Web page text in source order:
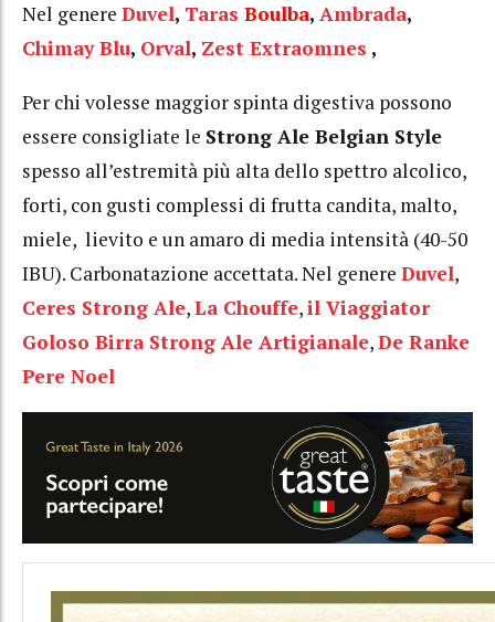
Nel genere Duvel, Taras Boulba, Ambrada,
Chimay Blu, Orval, Zest Extraomnes ,
Per chi volesse maggior spinta digestiva possono
essere consigliate le Strong Ale Belgian Style
spesso all’estremità più alta dello spettro alcolico,
forti, con gusti complessi di frutta candita, malto,
miele, lievito e un amaro di media intensità (40-50
IBU). Carbonatazione accettata. Nel genere Duvel,
Ceres Strong Ale,La Chouffe,il Viaggiator
Goloso Birra Strong Ale Artigianale,De Ranke
Pere Noel